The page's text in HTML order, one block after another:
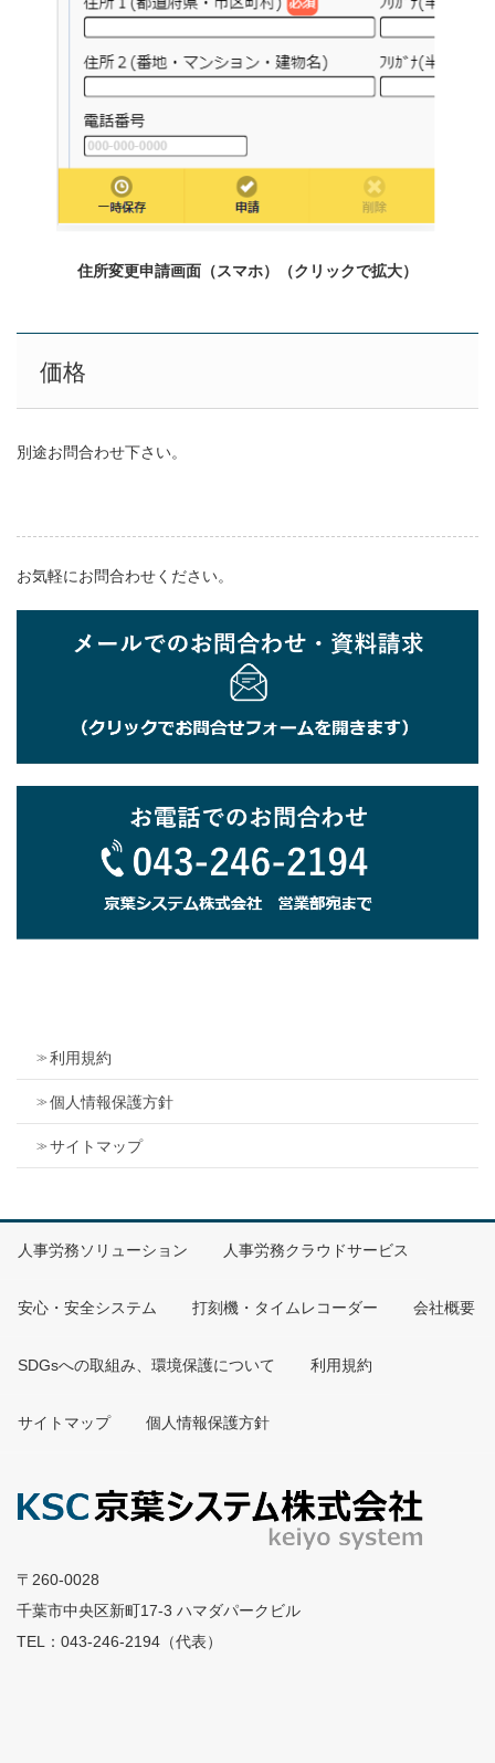
住所変更申請画面（スマホ）（クリックで拡大）
価格
別途お問合わせ下さい。
仕様・動作環境
製品仕様
機能
申請承認ワークフロー機能（人事情報と連動する承認経路）
申請者の部署・身分より、人事情報・組織情報・発令情報を
基に、承認経路を自動設定します。（任意の経路の設定も可
承認経路は、申請業務毎に探索方法や必要な承認段階などの
設定が可能。
100クライアント/Webサーバ
同時アクセス時のパフォーマンスは、サーバ/ネットワ
ークの性能に依存します
クライアント数が多い場合は、データベースサーバと
Webサーバの分離、複数Webサーバの使用により、負
セキュリティ
す。
動作環境
必須アプリケーション：TeamWorks（チームワークス）
Version8.1以上
対応機種
お気軽にお問合わせください。
利用規約
個人情報保護方針
サイトマップ
人事労務ソリューション 人事労務クラウドサービス
安心・安全システム 打刻機・タイムレコーダー 会社概要
SDGsへの取組み、環境保護について 利用規約
サイトマップ 個人情報保護方針
〒260-0028
千葉市中央区新町17-3 ハマダパークビル
TEL：043-246-2194（代表）